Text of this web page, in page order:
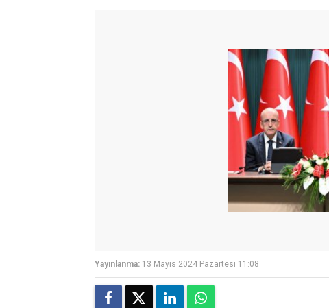
Yayınlanma: 13 Mayıs 2024 Pazartesi 11:08